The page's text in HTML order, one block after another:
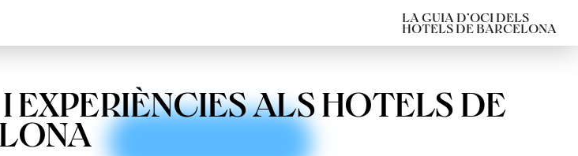
LA GUIA D’OCI DELS
HOTELS DE BARCELONA
EXPERIÈNCIES ALS HOTELS DE